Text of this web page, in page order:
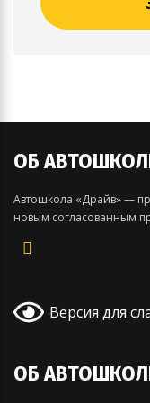
ОБ
Автошкола «Драйв» —
новым согласованным
Версия для
ОБ